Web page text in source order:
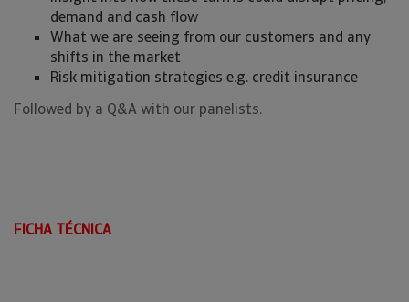
demand and cash flow
What we are seeing from our customers and any
shifts in the market
Risk mitigation strategies e.g. credit insurance
Followed by a Q&A with our panelists.
FICHA TÉCNICA